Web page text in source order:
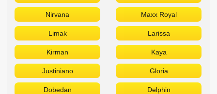
Nirvana Maxx Royal
Limak Larissa
Kirman Kaya
Justiniano Gloria
Dobedan Delphin